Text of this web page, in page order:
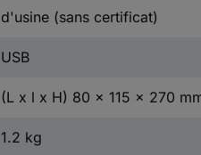
d'usine (sans certificat)
USB
(L x l x H) 80 x 115 x 270
1.2 kg